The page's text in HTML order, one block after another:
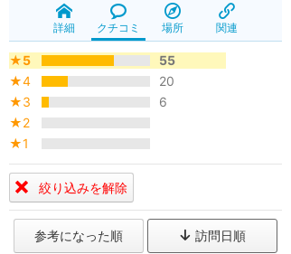
詳細 クチコミ 場所 関連
★5
55
★4
20
★3
6
★2
★1
絞り込みを解除
参考になった順 訪問日順